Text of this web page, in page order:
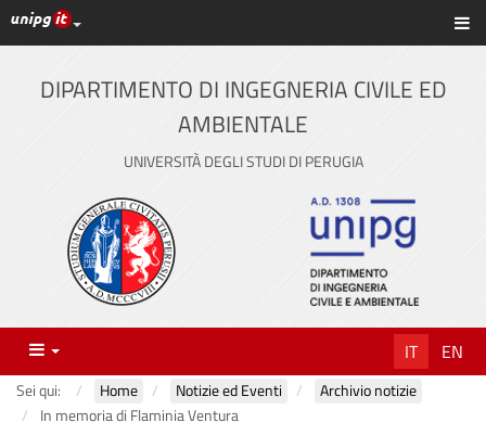
Vai
al
contenuto
principale
Link ai principali servizi web di Ateneo
DIPARTIMENTO DI INGEGNERIA CIVILE ED
AMBIENTALE
UNIVERSITÀ DEGLI STUDI DI PERUGIA
Menu IT EN
Sei qui: Home Notizie ed Eventi
Archivio notizie
In memoria di Flaminia Ventura